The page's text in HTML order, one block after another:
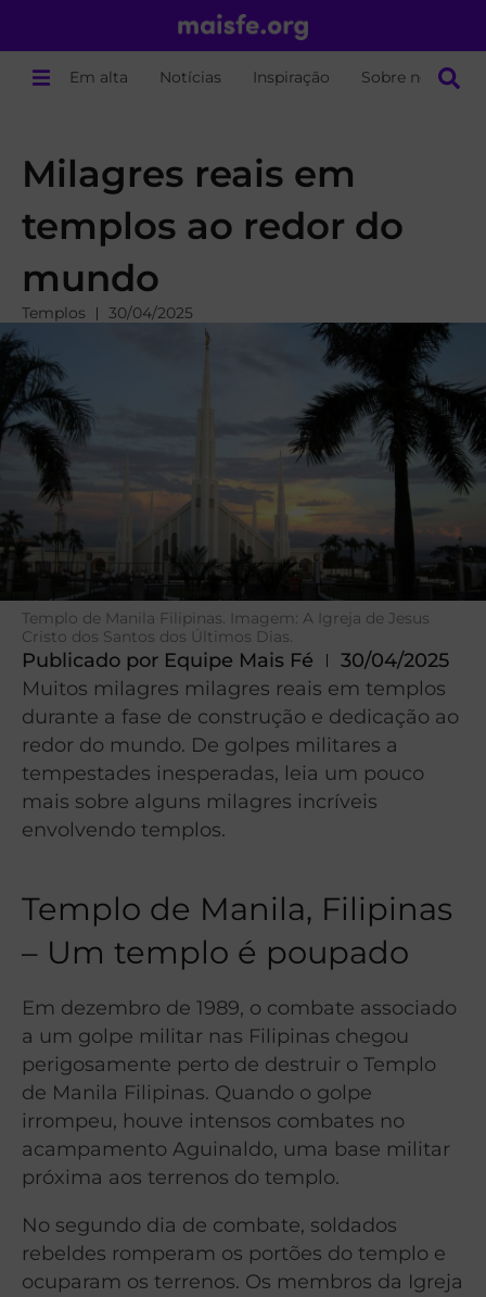
Em alta Notícias Inspiração Sobre nós
Milagres reais em
templos ao redor do
mundo
Templos 30/04/2025
Templo de Manila Filipinas. Imagem: A Igreja de Jesus
Cristo dos Santos dos Últimos Dias.
Publicado por Equipe Mais Fé
30/04/2025
Muitos milagres milagres reais em templos
durante a fase de construção e dedicação ao
redor do mundo. De golpes militares a
tempestades inesperadas, leia um pouco
mais sobre alguns milagres incríveis
envolvendo templos.
Templo de Manila, Filipinas
– Um templo é poupado
Em dezembro de 1989, o combate associado
a um golpe militar nas Filipinas chegou
perigosamente perto de destruir o Templo
de Manila Filipinas. Quando o golpe
irrompeu, houve intensos combates no
acampamento Aguinaldo, uma base militar
próxima aos terrenos do templo.
No segundo dia de combate, soldados
rebeldes romperam os portões do templo e
ocuparam os terrenos. Os membros da Igreja